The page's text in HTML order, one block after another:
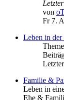
von
Fr 7.
Leben in der
Familie &
Leben in
Ehe &